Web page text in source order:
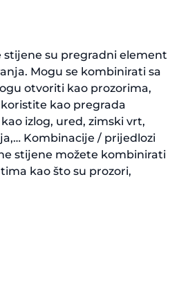
stijene su pregradni element
Mogu se kombinirati sa
otvoriti kao prozorima,
kao pregrada
izlog, ured, zimski vrt,
Kombinacije / prijedlozi
stijene možete kombinirati
kao što su prozori,